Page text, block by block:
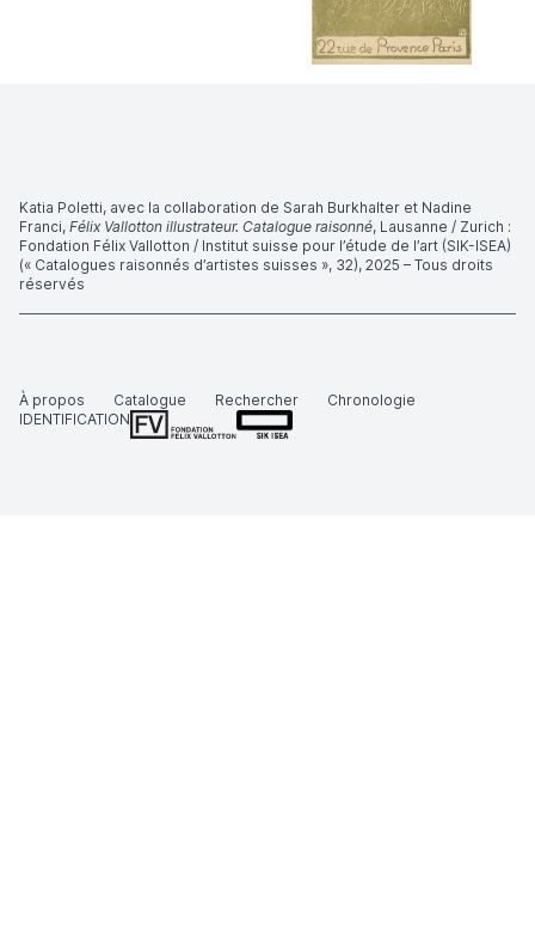
Katia Poletti, avec la collaboration de Sarah Burkhalter et Nadine
Franci, Félix Vallotton illustrateur. Catalogue raisonné, Lausanne / Zurich :
Fondation Félix Vallotton / Institut suisse pour l’étude de l’art (SIK-ISEA)
(« Catalogues raisonnés d’artistes suisses », 32), 2025 – Tous droits
réservés
À propos Catalogue Rechercher
Chronologie
IDENTIFICATION